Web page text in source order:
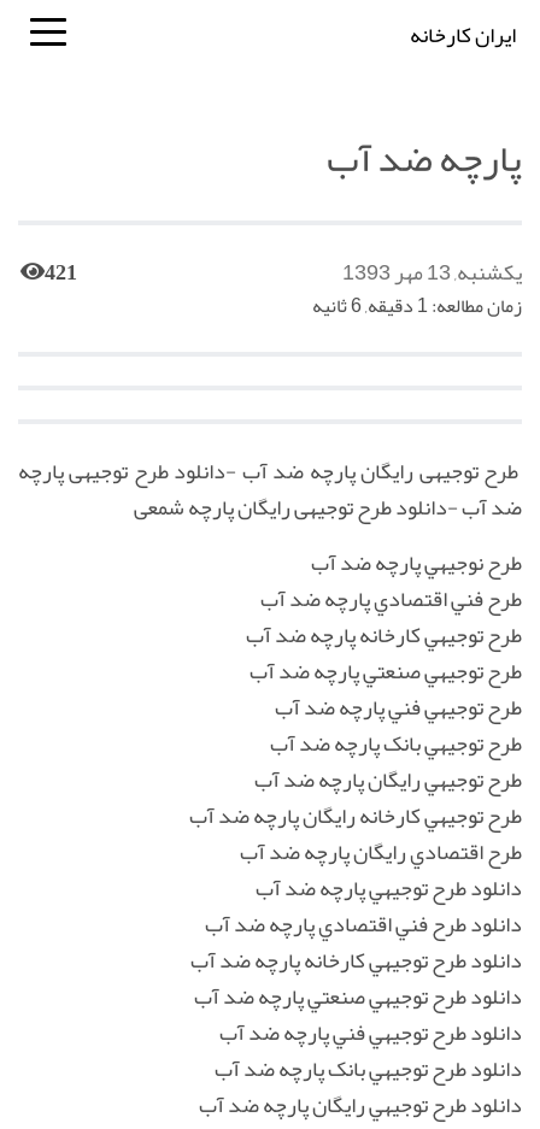
ایران کارخانه
پارچه ضد آب
یکشنبه, 13 مهر 1393 421
زمان مطالعه: 1 دقیقه, 6 ثانیه
طرح توجیهی رایگان پارچه ضد آب -دانلود طرح توجیهی پارچه
ضد آب -دانلود طرح توجیهی رایگان پارچه شمعی
طرح نوجيهي پارچه ضد آب
طرح فني اقتصادي پارچه ضد آب
طرح توجيهي کارخانه پارچه ضد آب
طرح توجيهي صنعتي پارچه ضد آب
طرح توجيهي فني پارچه ضد آب
طرح توجيهي بانک پارچه ضد آب
طرح توجيهي رايگان پارچه ضد آب
طرح توجيهي کارخانه رايگان پارچه ضد آب
طرح اقتصادي رايگان پارچه ضد آب
دانلود طرح توجيهي پارچه ضد آب
دانلود طرح فني اقتصادي پارچه ضد آب
دانلود طرح توجيهي کارخانه پارچه ضد آب
دانلود طرح توجيهي صنعتي پارچه ضد آب
دانلود طرح توجيهي فني پارچه ضد آب
دانلود طرح توجيهي بانک پارچه ضد آب
دانلود طرح توجيهي رايگان پارچه ضد آب